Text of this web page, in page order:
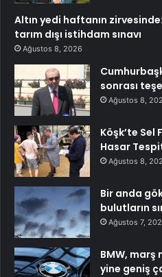
Altın yedi haftanın
tarım dışı istihdam sınavı
Ağustos 8, 2026
sonrası
Ağustos 8,
Köşk’te Sel
Hasar
Ağustos 8,
Bir anda
bulutların
Ağustos 7,
BMW, marş
yine geniş